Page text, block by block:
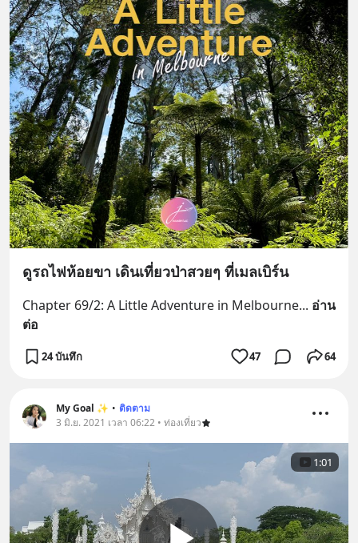
ดูรถไฟห้อยขา เดินเที่ยวป่าสวยๆ ที่เมลเบิร์น
Chapter 69/2: A Little Adventure in Melbourne... อ่าน
ต่อ
24 บันทึก 47 64
My Goal ✨ • ติดตาม
3 มิ.ย. 2021 เวลา 06:22 • ท่องเที่ยว
1:01